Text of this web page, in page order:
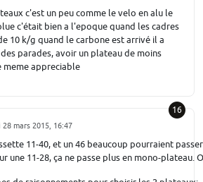
c'est un peu comme le velo en alu le
c'était bien a l'epoque quand les cadres
10 k/g quand le carbone est arrivé il a
parades, avoir un plateau de moins
meme appreciable
16
28 mars 2015, 16:47
11-40, et un 46 beaucoup pourraient
une 11-28, ça ne passe plus en mono-plateau.